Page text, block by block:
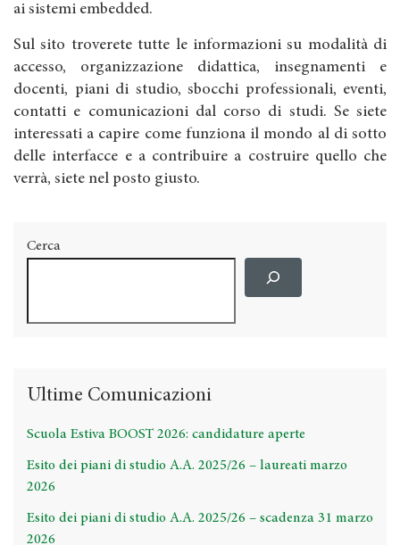
ai sistemi embedded.
Sul sito troverete tutte le informazioni su modalità di
accesso, organizzazione didattica, insegnamenti e
docenti, piani di studio, sbocchi professionali, eventi,
contatti e comunicazioni dal corso di studi. Se siete
interessati a capire come funziona il mondo al di sotto
delle interfacce e a contribuire a costruire quello che
verrà, siete nel posto giusto.
Cerca
Ultime Comunicazioni
Scuola Estiva BOOST 2026: candidature aperte
Esito dei piani di studio A.A. 2025/26 – laureati marzo
2026
Esito dei piani di studio A.A. 2025/26 – scadenza 31 marzo
2026